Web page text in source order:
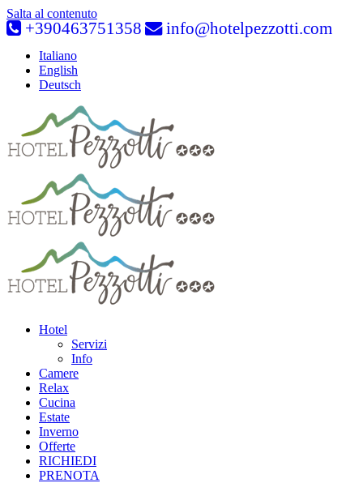
Salta al contenuto
+390463751358 info@hotelpezzotti.com
Italiano
English
Deutsch
Hotel
Servizi
Info
Camere
Relax
Cucina
Estate
Inverno
Offerte
RICHIEDI
PRENOTA